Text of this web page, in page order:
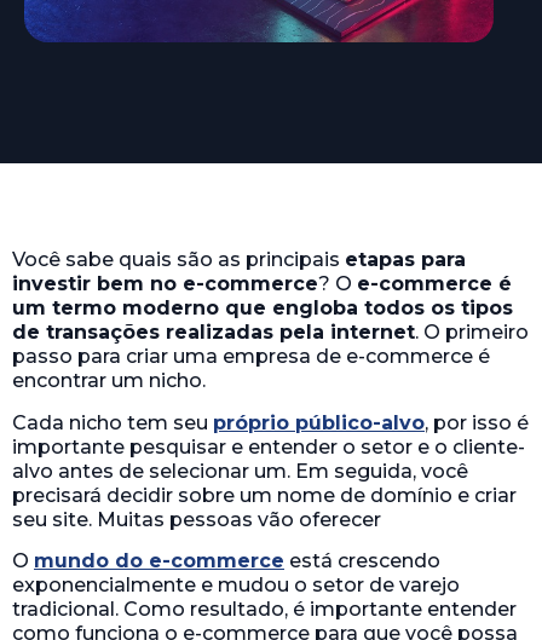
Você sabe quais são as principais etapas para
investir bem no e-commerce? O e-commerce é
um termo moderno que engloba todos os tipos
de transações realizadas pela internet. O primeiro
passo para criar uma empresa de e-commerce é
encontrar um nicho.
Cada nicho tem seu próprio público-alvo, por isso é
importante pesquisar e entender o setor e o cliente-
alvo antes de selecionar um. Em seguida, você
precisará decidir sobre um nome de domínio e criar
seu site. Muitas pessoas vão oferecer
O mundo do e-commerce está crescendo
exponencialmente e mudou o setor de varejo
tradicional. Como resultado, é importante entender
como funciona o e-commerce para que você possa